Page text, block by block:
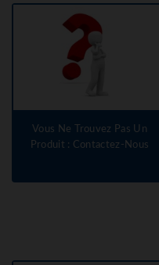
Vous Ne Trouvez Pas Un
Produit : Contactez-Nous